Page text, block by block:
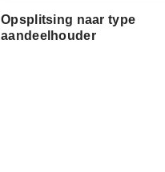
Opsplitsing naar type
aandeelhouder